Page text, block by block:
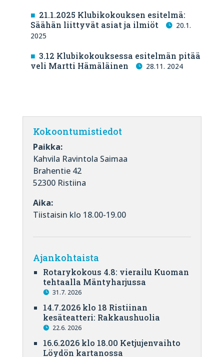
21.1.2025 Klubikokouksen esitelmä:
Säähän liittyvät asiat ja ilmiöt
20.1.
2025
3.12 Klubikokouksessa esitelmän pitää
veli Martti Hämäläinen
28.11. 2024
Kokoontumistiedot
Paikka:
Kahvila Ravintola Saimaa
Brahentie 42
52300 Ristiina
Aika:
Tiistaisin klo 18.00-19.00
Ajankohtaista
Rotarykokous 4.8: vierailu Kuoman
tehtaalla Mäntyharjussa
31.7. 2026
14.7.2026 klo 18 Ristiinan
kesäteatteri: Rakkaushuolia
22.6. 2026
16.6.2026 klo 18.00 Ketjujenvaihto
Löydön kartanossa